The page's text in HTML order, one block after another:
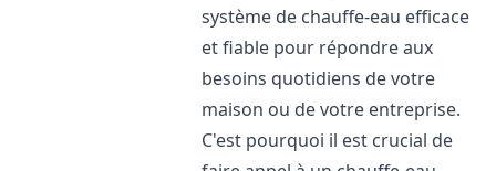
système de chauffe-eau efficace
et fiable pour répondre aux
besoins quotidiens de votre
maison ou de votre entreprise.
C'est pourquoi il est crucial de